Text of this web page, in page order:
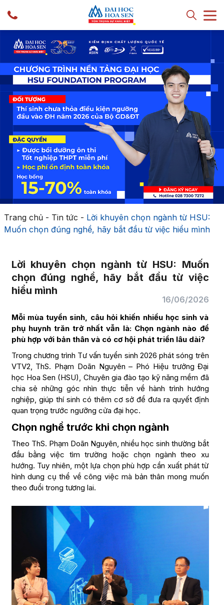
Trang chủ- Tin tức - Lời khuyên chọn ngành từ HSU:
Muốn chọn đúng nghề, hãy bắt đầu từ việc hiểu mình
Lời khuyên chọn ngành từ HSU: Muốn
chọn đúng nghề, hãy bắt đầu từ việc
hiểu mình
16/06/2026
Mỗi mùa tuyển sinh, câu hỏi khiến nhiều học sinh và
phụ huynh trăn trở nhất vẫn là: Chọn ngành nào để
phù hợp với bản thân và có cơ hội phát triển lâu dài?
Trong chương trình Tư vấn tuyển sinh 2026 phát sóng trên
VTV2, ThS. Phạm Doãn Nguyên – Phó Hiệu trưởng Đại
học Hoa Sen (HSU), Chuyên gia đào tạo kỹ năng mềm đã
chia sẻ những góc nhìn thực tiễn về hành trình hướng
nghiệp, giúp thí sinh có thêm cơ sở để đưa ra quyết định
quan trọng trước ngưỡng cửa đại học.
Chọn nghề trước khi chọn ngành
Theo ThS. Phạm Doãn Nguyên, nhiều học sinh thường bắt
đầu bằng việc tìm trường hoặc chọn ngành theo xu
hướng. Tuy nhiên, một lựa chọn phù hợp cần xuất phát từ
hình dung cụ thể về công việc mà bản thân mong muốn
theo đuổi trong tương lai.